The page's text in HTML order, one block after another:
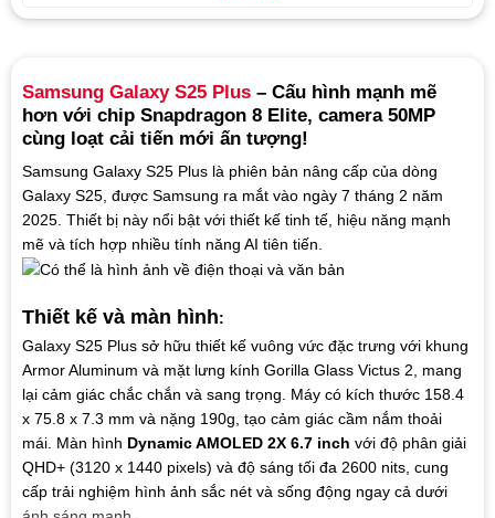
Samsung Galaxy S25 Plus– Cấu hình mạnh mẽ
hơn với chip Snapdragon 8 Elite, camera 50MP
cùng loạt cải tiến mới ấn tượng!
Samsung Galaxy S25 Plus là phiên bản nâng cấp của dòng
Galaxy S25, được Samsung ra mắt vào ngày 7 tháng 2 năm
2025. Thiết bị này nổi bật với thiết kế tinh tế, hiệu năng mạnh
mẽ và tích hợp nhiều tính năng AI tiên tiến.
Thiết kế và màn hình:
Galaxy S25 Plus sở hữu thiết kế vuông vức đặc trưng với khung
Armor Aluminum và mặt lưng kính Gorilla Glass Victus 2, mang
lại cảm giác chắc chắn và sang trọng. Máy có kích thước 158.4
x 75.8 x 7.3 mm và nặng 190g, tạo cảm giác cầm nắm thoải
mái. Màn hình Dynamic AMOLED 2X 6.7 inch với độ phân giải
QHD+ (3120 x 1440 pixels) và độ sáng tối đa 2600 nits, cung
cấp trải nghiệm hình ảnh sắc nét và sống động ngay cả dưới